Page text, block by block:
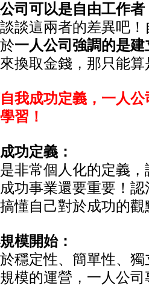
司可以是自由工作
談這兩者的差異吧
一人公司強調的是
換取金錢，那只能
我成功定義，一人
習！
功定義：
非常個人化的定義
功事業還要重要！
懂自己對於成功的
模開始：
穩定性、簡單性、
模的運營，一人公